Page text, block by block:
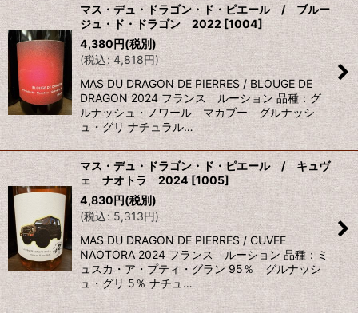
マス・デュ・ドラゴン・ド・ピエール / ブルー
ジュ・ド・ドラゴン 2022 [1004]
4,380円(税別)
(税込: 4,818円)
MAS DU DRAGON DE PIERRES / BLOUGE DE
DRAGON 2024 フランス ルーション 品種：グ
ルナッシュ・ノワール マカブー グルナッシ
ュ・グリ ナチュラル…
マス・デュ・ドラゴン・ド・ピエール / キュヴ
ェ ナオトラ 2024 [1005]
4,830円(税別)
(税込: 5,313円)
MAS DU DRAGON DE PIERRES / CUVEE
NAOTORA 2024 フランス ルーション 品種：ミ
ュスカ・ア・プティ・グラン 95％ グルナッシ
ュ・グリ 5％ ナチュ…